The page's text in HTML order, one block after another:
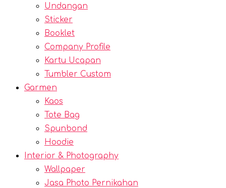
Undangan
Sticker
Booklet
Company Profile
Kartu Ucapan
Tumbler Custom
Garmen
Kaos
Tote Bag
Spunbond
Hoodie
Interior & Photography
Wallpaper
Jasa Photo Pernikahan